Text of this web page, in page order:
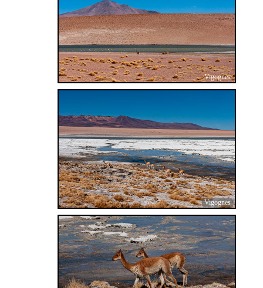
Vigognes
Vigognes